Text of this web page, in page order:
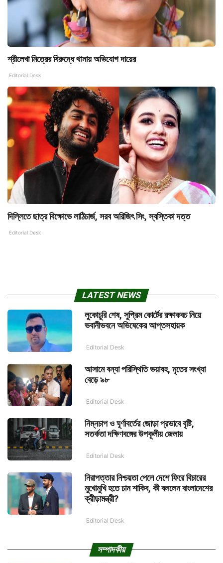
শ্রীলেখা মিত্রের বিরুদ্ধে থানায় অভিযোগ দায়ের
Editorial Desk
দিল্লিতে ছাত্র বিক্ষোভে লাঠিচার্জ, সরব অরিজিৎ সিং, স্বস্তিকা দত্ত
Editorial Desk
LATEST NEWS
লুকোচুরি শেষ, সুপ্রিম কোর্টের রক্ষাকবচ নিয়ে
ভবানীভবনে অভিষেকের আপ্তসহায়ক
Editorial Desk
আসামে বন্যা পরিস্থিতি ভয়াবহ, মৃতের সংখ্যা
বেড়ে ৯৮
Editorial Desk
নিম্নচাপ ও ঘূর্ণাবর্তের জোড়া প্রভাবে বৃষ্টি,
সতর্কতা দক্ষিণবঙ্গের উপকূলীয় জেলায়
Editorial Desk
নিরাপত্তার নিশ্চয়তা পেলে দেশে ফিরে বিচারের
মুখোমুখি হতে চান শাকিব, কী বললেন বাংলাদেশের
ক্রীড়ামন্ত্রী?
Editorial Desk
সম্পাদকীয়